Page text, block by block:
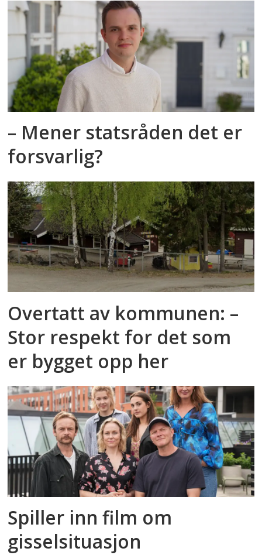
– Mener statsråden det er
forsvarlig?
Overtatt av kommunen: –
Stor respekt for det som
er bygget opp her
Spiller inn film om
gisselsituasjon